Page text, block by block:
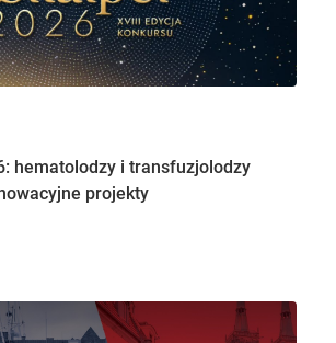
hematolodzy i transfuzjolodzy
projekty